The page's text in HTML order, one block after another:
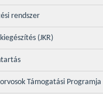
rendszer
(JKR)
Támogatási Programja